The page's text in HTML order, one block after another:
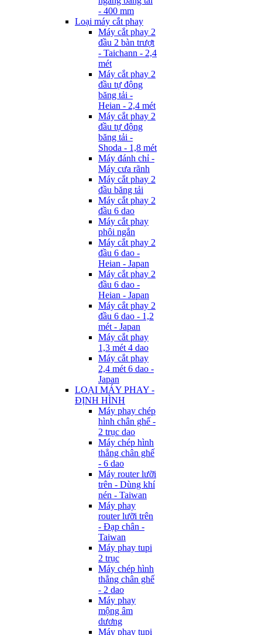
- 400 mm
Loại máy cắt phay
Máy cắt phay 2
đầu 2 bàn trượt
- Taichann - 2,4
mét
Máy cắt phay 2
đầu tự động
băng tải -
Heian - 2,4 mét
Máy cắt phay 2
đầu tự động
băng tải -
Shoda - 1,8 mét
Máy đánh chỉ -
Máy cưa rãnh
Máy cắt phay 2
đầu băng tải
Máy cắt phay 2
đầu 6 dao
Máy cắt phay
phôi ngắn
Máy cắt phay 2
đầu 6 dao -
Heian - Japan
Máy cắt phay 2
đầu 6 dao -
Heian - Japan
Máy cắt phay 2
đầu 6 dao - 1,2
mét - Japan
Máy cắt phay
1,3 mét 4 dao
Máy cắt phay
2,4 mét 6 dao -
Japan
LOẠI MÁY PHAY -
ĐỊNH HÌNH
Máy phay chép
hình chân ghế -
2 trục dao
Máy chép hình
thẳng chân ghế
- 6 dao
Máy router lưỡi
trên - Dùng khí
nén - Taiwan
Máy phay
router lưỡi trên
- Đạp chân -
Taiwan
Máy phay tupi
2 trục
Máy chép hình
thẳng chân ghế
- 2 dao
Máy phay
mộng âm
dương
Máy phay tupi